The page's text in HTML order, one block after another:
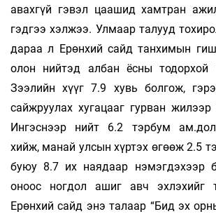
авахгүй гэвэл цаашид хамтран
гэдгээ хэлжээ. Улмаар талууд
дараа л Ерөнхий сайд танхимын
олон нийтэд албан ёсны тодорхой
Зээлийн хүүг 7.9 хувь болгож,
сайжруулах хугацааг гурван
Ингэснээр нийт 6.2 тэрбум
хийж, манай улсын хүртэх өгөөж 2.5
буюу 8.7 их наядаар нэмэгдэхээр
оноос ногдол ашиг авч эхлэхийг
Ерөнхий сайд энэ талаар “Бид эх